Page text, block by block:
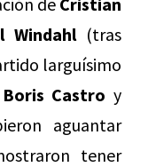
Windahl(tras
larguísimo
Boris Castro y
aguantar
tener